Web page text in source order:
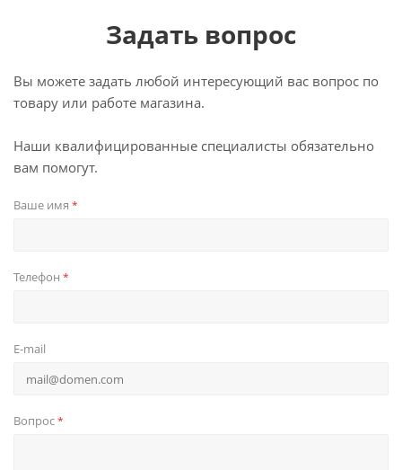
Задать вопрос
Вы можете задать любой интересующий вас вопрос по
товару или работе магазина.
Наши квалифицированные специалисты обязательно
вам помогут.
Ваше имя *
Телефон *
E-mail
Вопрос*